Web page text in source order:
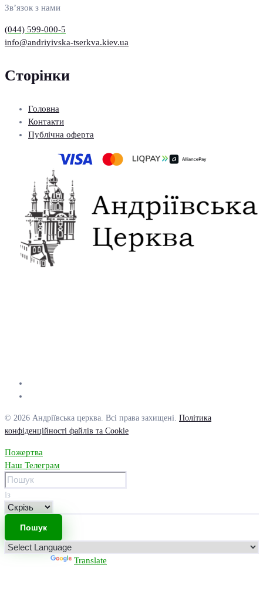
Зв’язок з нами
(044) 599-000-5
info@andriyivska-tserkva.kiev.ua
Сторінки
Головна
Контакти
Публічна оферта
© 2026 Андріївська церква. Всі права захищені. Політика
конфіденційності файлів та Cookie
Пожертва
Наш Телеграм
із
Translate